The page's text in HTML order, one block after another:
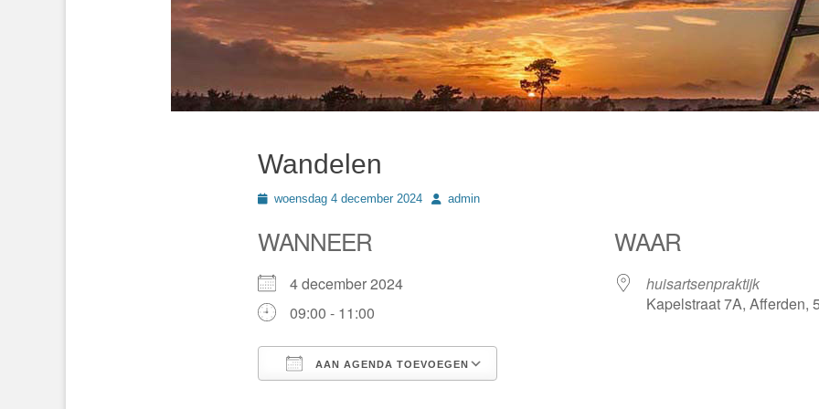
Wandelen
Geplaatst
woensdag 4 december 2024 Authoradmin
WANNEER
4 december 2024
09:00 - 11:00
AAN AGENDA TOEVOEGEN
WAAR
huisartsenpraktijk
Kapelstraat 7A, Afferden,